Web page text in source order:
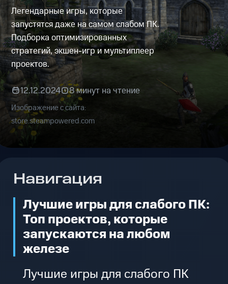
Легендарные игры, которые
запустятся даже на самом слабом ПК.
Подборка оптимизированных
стратегий, экшен-игр и мультиплеер
проектов.
12.12.2024 8 минут на чтение
Изображение с сайта:
store.steampowered.com
Навигация
Лучшие игры для слабого ПК:
Топ проектов, которые
запускаются на любом
железе
Лучшие игры для слабого ПК